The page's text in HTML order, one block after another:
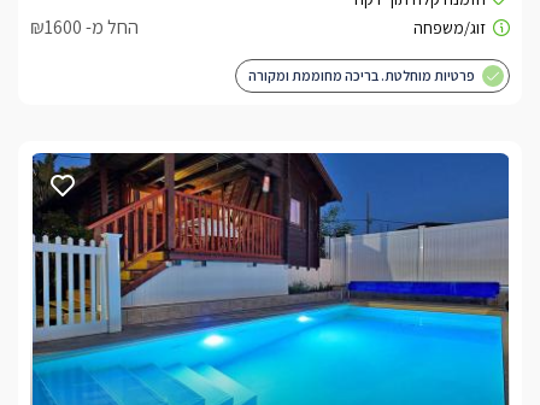
החל מ- ₪1600
פרטיות מוחלטת. בריכה מחוממת ומקורה